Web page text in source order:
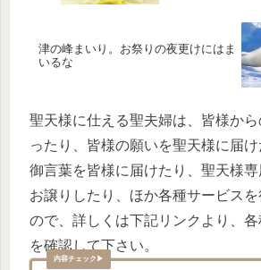
津の峰まいり。お祭りの夜更けにはま
いるな
聖天様に仕える聖夫婦は、皆様か
ったり、皆様の願いを聖天様に届
御言葉を皆様に届けたり、聖天様
お譲りしたり、ほか各種サービス
ので、詳しくは下記リンクより、
を確認して下さい。